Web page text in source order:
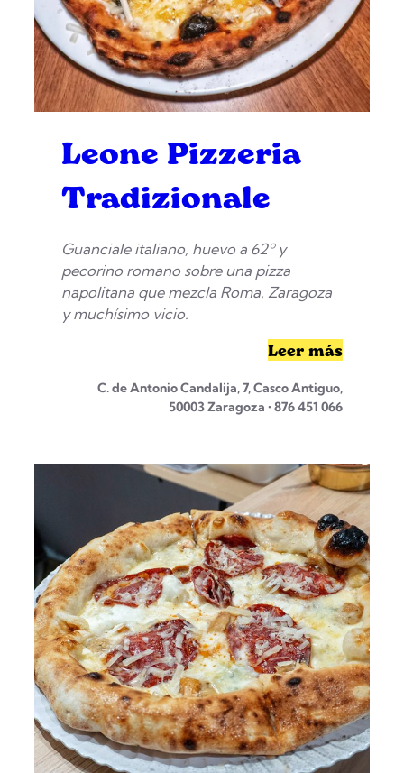
Leone Pizzeria
Tradizionale
Guanciale italiano, huevo a 62º y
pecorino romano sobre una pizza
napolitana que mezcla Roma, Zaragoza
y muchísimo vicio.
Leer más
C. de Antonio Candalija, 7, Casco Antiguo,
50003 Zaragoza • 876 451 066